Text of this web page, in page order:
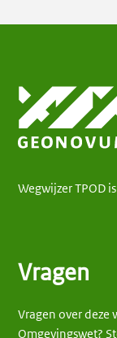
Wegwijzer TPOD
Vragen
Vragen over deze
Omgevingswet?